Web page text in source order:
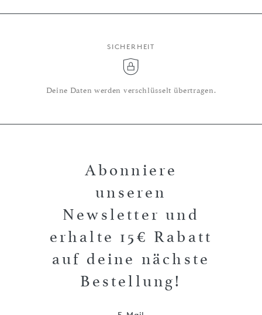
SICHERHEIT
Deine Daten werden verschlüsselt übertragen.
Abonniere
unseren
Newsletter und
erhalte 15€ Rabatt
auf deine nächste
Bestellung!